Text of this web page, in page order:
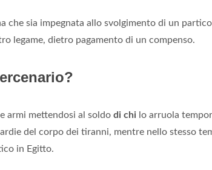
che sia impegnata allo svolgimento di un
legame, dietro pagamento di un compenso.
armi mettendosi al soldo di chi lo arruola
del corpo dei tiranni, mentre nello stesso
in Egitto.